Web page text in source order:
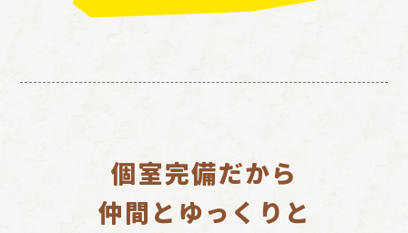
舗
ス
知
問
個室完備だから
仲間とゆっくりと